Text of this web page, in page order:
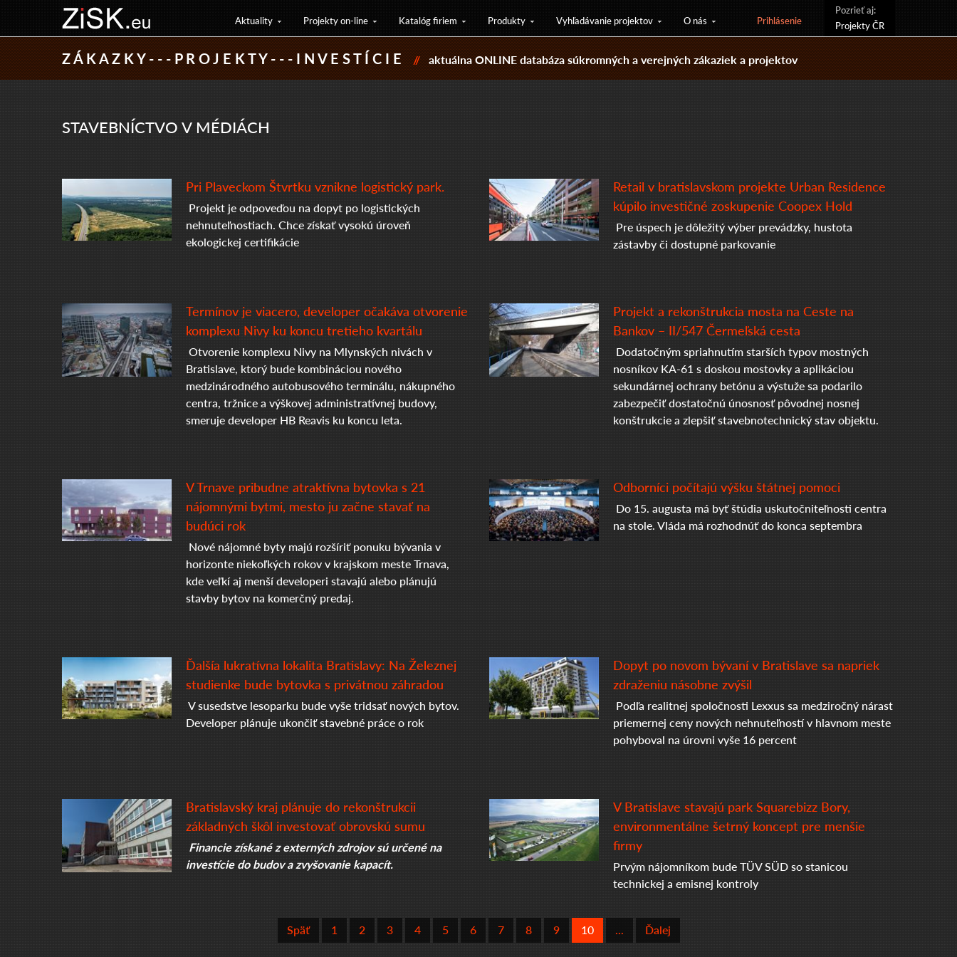
Pozrieť aj:
Projekty ČR
Prihlásenie
Aktuality Projekty on-line Katalóg firiem Produkty Vyhľadávanie projektov O nás
Z Á K A Z K Y - - - P R O J E K T Y - - - I N V E S T Í C I E // aktuálna ONLINE databáza súkromných a verejných zákaziek a projektov
STAVEBNÍCTVO V MÉDIÁCH
Pri Plaveckom Štvrtku vznikne logistický park.
Projekt je odpoveďou na dopyt po logistických
nehnuteľnostiach. Chce získať vysokú úroveň
ekologickej certifikácie
Retail v bratislavskom projekte Urban Residence
kúpilo investičné zoskupenie Coopex Hold
Pre úspech je dôležitý výber prevádzky, hustota
zástavby či dostupné parkovanie
Termínov je viacero, developer očakáva otvorenie
komplexu Nivy ku koncu tretieho kvartálu
Otvorenie komplexu Nivy na Mlynských nivách v
Bratislave, ktorý bude kombináciou nového
medzinárodného autobusového terminálu, nákupného
centra, tržnice a výškovej administratívnej budovy,
smeruje developer HB Reavis ku koncu leta.
Projekt a rekonštrukcia mosta na Ceste na
Bankov – II/547 Čermeľská cesta
Dodatočným spriahnutím starších typov mostných
nosníkov KA-61 s doskou mostovky a aplikáciou
sekundárnej ochrany betónu a výstuže sa podarilo
zabezpečiť dostatočnú únosnosť pôvodnej nosnej
konštrukcie a zlepšiť stavebnotechnický stav objektu.
V Trnave pribudne atraktívna bytovka s 21
nájomnými bytmi, mesto ju začne stavať na
budúci rok
Nové nájomné byty majú rozšíriť ponuku bývania v
horizonte niekoľkých rokov v krajskom meste Trnava,
kde veľkí aj menší developeri stavajú alebo plánujú
stavby bytov na komerčný predaj.
Odborníci počítajú výšku štátnej pomoci
Do 15. augusta má byť štúdia uskutočniteľnosti centra
na stole. Vláda má rozhodnúť do konca septembra
Ďalšía lukratívna lokalita Bratislavy: Na Železnej
studienke bude bytovka s privátnou záhradou
V susedstve lesoparku bude vyše tridsať nových bytov.
Developer plánuje ukončiť stavebné práce o rok
Dopyt po novom bývaní v Bratislave sa napriek
zdraženiu násobne zvýšil
Podľa realitnej spoločnosti Lexxus sa medziročný nárast
priemernej ceny nových nehnuteľností v hlavnom meste
pohyboval na úrovni vyše 16 percent
Bratislavský kraj plánuje do rekonštrukcii
základných škôl investovať obrovskú sumu
Financie získané z externých zdrojov sú určené na
investície do budov a zvyšovanie kapacít.
V Bratislave stavajú park Squarebizz Bory,
environmentálne šetrný koncept pre menšie
firmy
Prvým nájomníkom bude TÜV SÜD so stanicou
technickej a emisnej kontroly
Späť 1 2 3 4 5 6 7 8 9 10 ... Ďalej